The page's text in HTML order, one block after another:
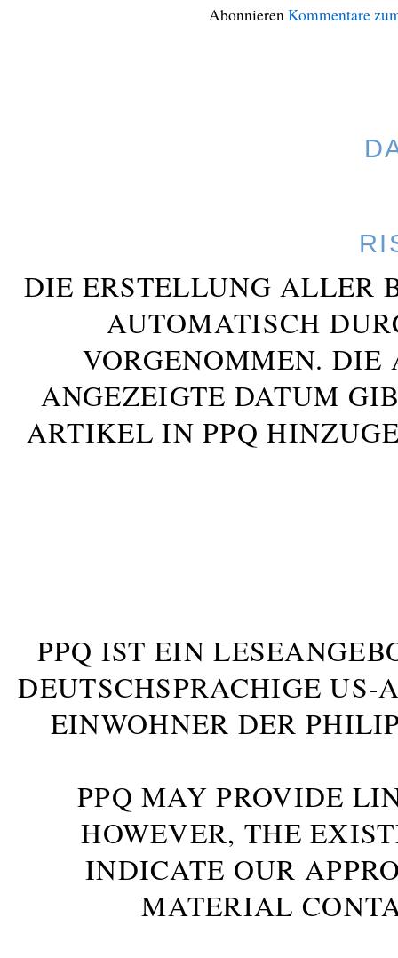
AbonnierenKommentare
DIE ERSTELLUNG ALLER
AUTOMATISCH
VORGENOMMEN. DIE
ANGEZEIGTE DATUM
ARTIKEL IN PPQ
PPQ IST EIN
DEUTSCHSPRACHIGE US-
INWOHNER DER
PPQ MAY PROVIDE
HOWEVER, THE
INDICATE OUR
MATERIAL